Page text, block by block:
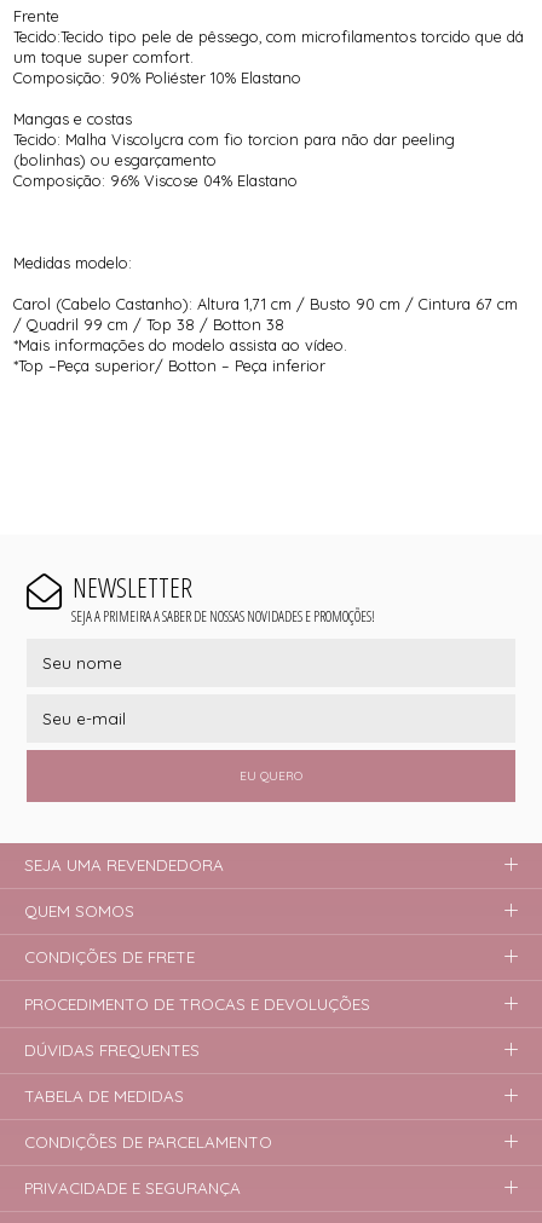
Frente
Tecido:Tecido tipo pele de pêssego, com microfilamentos torcido que dá
um toque super comfort.
Composição: 90% Poliéster 10% Elastano
Mangas e costas
Tecido: Malha Viscolycra com fio torcion para não dar peeling
(bolinhas) ou esgarçamento
Composição: 96% Viscose 04% Elastano
Medidas modelo:
Carol (Cabelo Castanho): Altura 1,71 cm / Busto 90 cm / Cintura 67 cm
/ Quadril 99 cm / Top 38 / Botton 38
*Mais informações do modelo assista ao vídeo.
*Top –Peça superior/ Botton – Peça inferior
NEWSLETTER
SEJA A PRIMEIRA A SABER DE NOSSAS NOVIDADES E PROMOÇÕES!
EU QUERO
SEJA UMA REVENDEDORA
QUEM SOMOS
CONDIÇÕES DE FRETE
PROCEDIMENTO DE TROCAS E DEVOLUÇÕES
DÚVIDAS FREQUENTES
TABELA DE MEDIDAS
CONDIÇÕES DE PARCELAMENTO
PRIVACIDADE E SEGURANÇA